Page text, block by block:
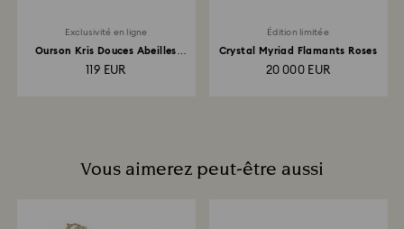
Exclusivité en ligne
Ourson Kris Douces Abeilles
119 EUR
Édition limitée
Crystal Myriad Flamants Roses
20 000 EUR
Vous aimerez peut-être aussi